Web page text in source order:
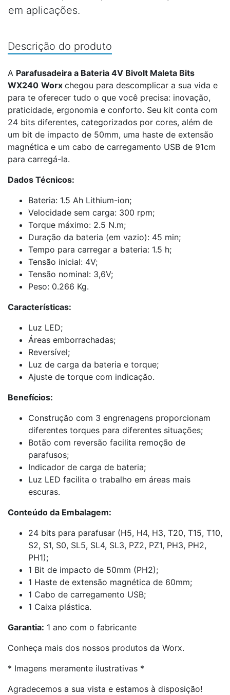
em aplicações.
Descrição do produto
A Parafusadeira a Bateria 4V Bivolt Maleta Bits
WX240 Worx chegou para descomplicar a sua vida e
para te oferecer tudo o que você precisa: inovação,
praticidade, ergonomia e conforto. Seu kit conta com
24 bits diferentes, categorizados por cores, além de
um bit de impacto de 50mm, uma haste de extensão
magnética e um cabo de carregamento USB de 91cm
para carregá-la.
Dados Técnicos:
Bateria: 1.5 Ah Lithium-ion;
Velocidade sem carga: 300 rpm;
Torque máximo: 2.5 N.m;
Duração da bateria (em vazio): 45 min;
Tempo para carregar a bateria: 1.5 h;
Tensão inicial: 4V;
Tensão nominal: 3,6V;
Peso: 0.266 Kg.
Características:
Luz LED;
Áreas emborrachadas;
Reversível;
Luz de carga da bateria e torque;
Ajuste de torque com indicação.
Benefícios:
Construção com 3 engrenagens proporcionam
diferentes torques para diferentes situações;
Botão com reversão facilita remoção de
parafusos;
Indicador de carga de bateria;
Luz LED facilita o trabalho em áreas mais
escuras.
Conteúdo da Embalagem:
24 bits para parafusar (H5, H4, H3, T20, T15, T10,
S2, S1, S0, SL5, SL4, SL3, PZ2, PZ1, PH3, PH2,
PH1);
1 Bit de impacto de 50mm (PH2);
1 Haste de extensão magnética de 60mm;
1 Cabo de carregamento USB;
1 Caixa plástica.
Garantia: 1 ano com o fabricante
Conheça mais dos nossos produtos da Worx.
* Imagens meramente ilustrativas *
Agradecemos a sua vista e estamos à disposição!